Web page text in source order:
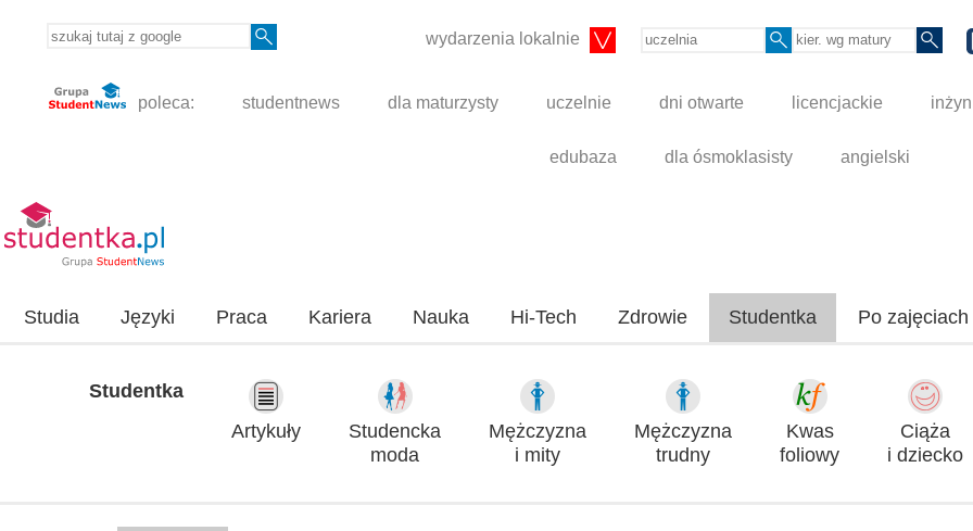
wydarzenia lokalnie
poleca: studentnews dla maturzysty uczelnie dni otwarte licencjackie
edubaza dla ósmoklasisty angielski
Studia Języki Praca Kariera Nauka Hi-Tech Zdrowie Studentka Po zajęciach
Studentka
Artykuły
Studencka
moda
Mężczyzna
i mity
Mężczyzna
trudny
Kwas
foliowy
Ciąża
i dziecko